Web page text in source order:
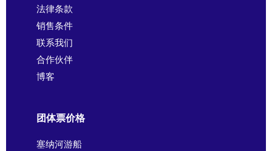
法律条款
销售条件
联系我们
合作伙伴
博客
团体票价格
塞纳河游船